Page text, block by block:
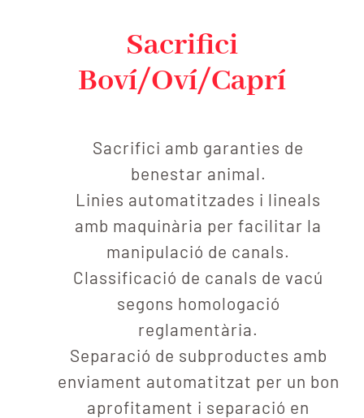
Sacrifici
Boví/Oví/Caprí
Sacrifici amb garanties de
benestar animal.
Linies automatitzades i lineals
amb maquinària per facilitar la
manipulació de canals.
Classificació de canals de vacú
segons homologació
reglamentària.
Separació de subproductes amb
enviament automatitzat per un bon
aprofitament i separació en